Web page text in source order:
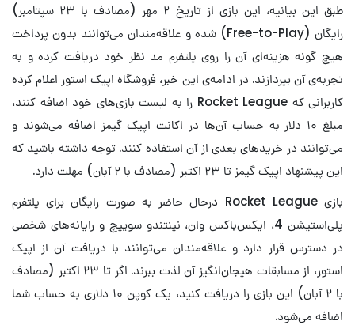
طبق این بیانیه، این بازی از تاریخ ۲ مهر (مصادف با ۲۳ سپتامبر)
رایگان (Free-to-Play) شده و علاقه‌مندان می‌توانند بدون پرداخت
هیچ گونه هزینه‌ای آن را روی پلتفرم مد نظر خود دریافت کرده و به
تجربه‌‌ی آن بپردازند. در ادامه‌ی این خبر، فروشگاه اپیک استور اعلام کرده
کاربرانی که Rocket League را به لیست بازی‌های خود اضافه کنند،
مبلغ ۱۰ دلار به حساب آن‌ها در اکانت اپیک گیمز اضافه می‌شوند و
می‌توانند در خریدهای بعدی از آن استفاده کنند. توجه داشته باشید که
این پیشنهاد اپیک گیمز تا ۲۳ اکتبر (مصادف با ۲ آبان) مهلت دارد.
بازی Rocket League درحال حاضر به صورت رایگان برای پلتفرم
پلی‌استیشن 4، ایکس‌باکس وان، نینتندو سوییچ و رایانه‌های شخصی
در دسترس قرار دارد و علاقه‌مندان می‌توانند با دریافت آن از اپیک
استور، از مسابقات هیجان‌انگیز آن لذت ببرند. اگر تا ۲۳ اکتبر (مصادف
با ۲ آبان) این بازی را دریافت کنید، یک کوپن ۱۰ دلاری به حساب شما
اضافه می‌شود.